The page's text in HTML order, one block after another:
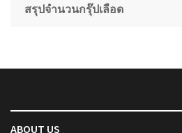
สรุปจำนวนกรุ๊ปเลือด
ABOUT US